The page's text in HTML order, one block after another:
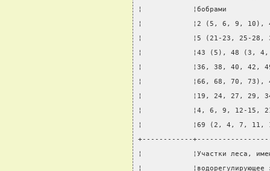
¦            ¦бобрами
¦            ¦2 (5, 6, 9, 10), 4
¦            ¦5 (21-23, 25-
¦            ¦43 (5), 48 (3,
¦            ¦36, 38, 40, 42,
¦            ¦66, 68, 70,
¦            ¦19, 24, 27, 29,
¦            ¦4, 6, 9, 12-15,
¦            ¦69 (2, 4, 7,
+------------
¦            ¦Участки леса,
¦